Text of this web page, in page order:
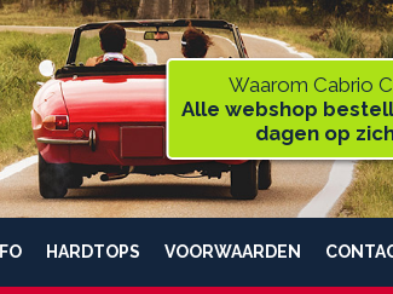
Waarom Cabrio
Alle webshop
dagen op
HARDTOPS VOORWAARDEN